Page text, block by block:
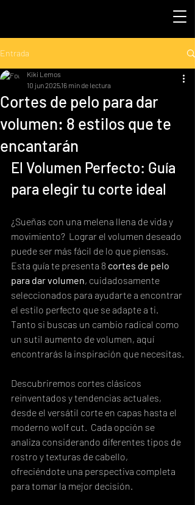
Entrada
Cortes de pelo para dar
volumen: 8 estilos que te
encantarán
Kiki Lemos
10 jun 202516 min de lectura
El Volumen Perfecto: Guía
para elegir tu corte ideal
¿Sueñas con una melena llena de vida y
movimiento?  Lograr el volumen deseado
puede ser más fácil de lo que piensas.
Esta guía te presenta 8 cortes de pelo
para dar volumen, cuidadosamente
seleccionados para ayudarte a encontrar
el estilo perfecto que se adapte a ti.
Tanto si buscas un cambio radical como
un sutil aumento de volumen, aquí
encontrarás la inspiración que necesitas.
Descubriremos cortes clásicos
reinventados y tendencias actuales,
desde el versátil corte en capas hasta el
moderno wolf cut.  Cada opción se
analiza considerando diferentes tipos de
rostro y texturas de cabello,
ofreciéndote una perspectiva completa
para tomar la mejor decisión.